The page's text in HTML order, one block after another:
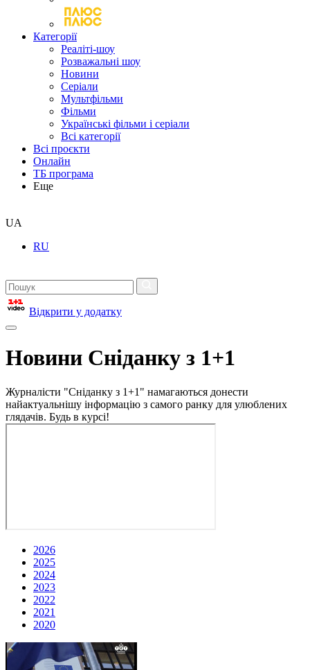
Категорії
Реаліті-шоу
Розважальні шоу
Новини
Серіали
Мультфільми
Фільми
Українські фільми і серіали
Всі категорії
Всі проєкти
Онлайн
ТБ програма
Еще
UA
RU
Відкрити у додатку
Новини Сніданку з 1+1
Журналісти "Сніданку з 1+1" намагаються донести
найактуальнішу інформацію з самого ранку для улюблених
глядачів. Будь в курсі!
2026
2025
2024
2023
2022
2021
2020